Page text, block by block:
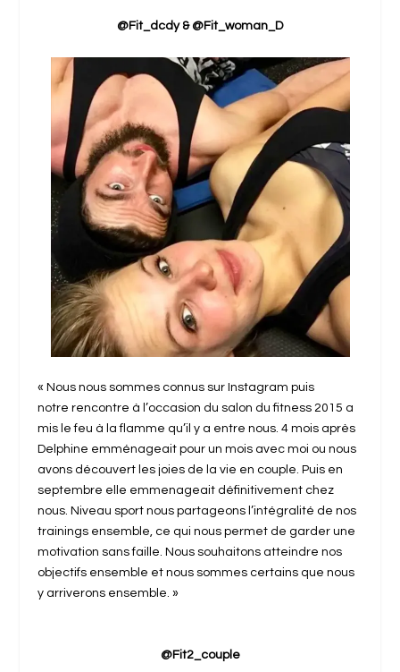
@Fit_dcdy & @Fit_woman_D
« Nous nous sommes connus sur Instagram puis
notre rencontre à l’occasion du salon du fitness 2015 a
mis le feu à la flamme qu’il y a entre nous. 4 mois après
Delphine emménageait pour un mois avec moi ou nous
avons découvert les joies de la vie en couple. Puis en
septembre elle emmenageait définitivement chez
nous. Niveau sport nous partageons l’intégralité de nos
trainings ensemble, ce qui nous permet de garder une
motivation sans faille. Nous souhaitons atteindre nos
objectifs ensemble et nous sommes certains que nous
y arriverons ensemble. »
@Fit2_couple